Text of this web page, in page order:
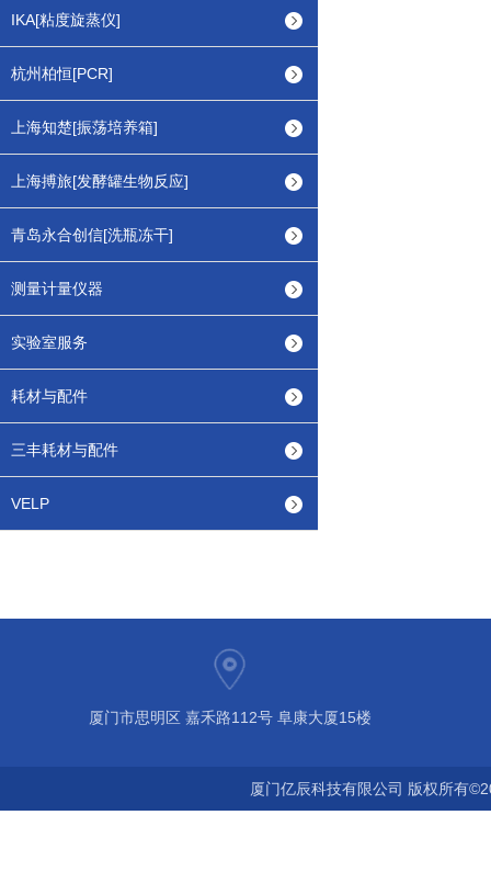
IKA[粘度旋蒸仪]
杭州柏恒[PCR]
上海知楚[振荡培养箱]
上海搏旅[发酵罐生物反应]
青岛永合创信[洗瓶冻干]
测量计量仪器
实验室服务
耗材与配件
三丰耗材与配件
VELP
厦门市思明区 嘉禾路112号 阜康大厦15楼
厦门亿辰科技有限公司 版权所有